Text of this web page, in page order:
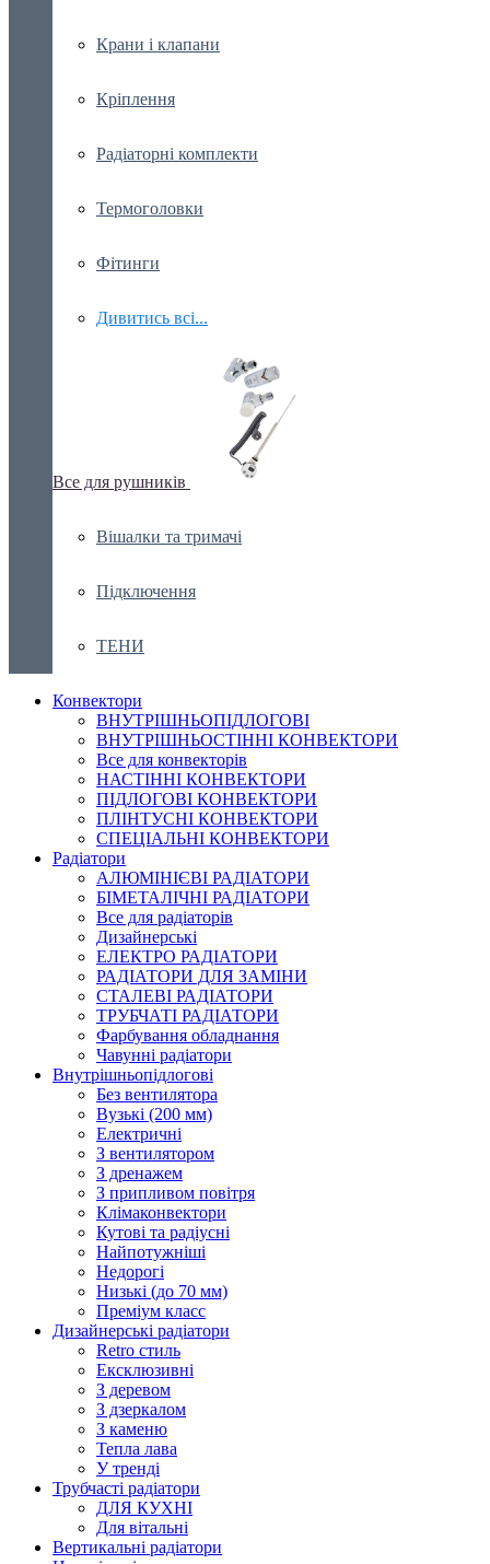
Крани і клапани
Кріплення
Радіаторні комплекти
Термоголовки
Фітинги
Дивитись всі...
Все для рушників
Вішалки та тримачі
Підключення
ТЕНИ
Конвектори
ВНУТРІШНЬОПІДЛОГОВІ
ВНУТРІШНЬОСТІННІ КОНВЕКТОРИ
Все для конвекторів
НАСТІННІ КОНВЕКТОРИ
ПІДЛОГОВІ КОНВЕКТОРИ
ПЛІНТУСНІ КОНВЕКТОРИ
СПЕЦІАЛЬНІ КОНВЕКТОРИ
Радіатори
АЛЮМІНІЄВІ РАДІАТОРИ
БІМЕТАЛІЧНІ РАДІАТОРИ
Все для радіаторів
Дизайнерські
ЕЛЕКТРО РАДІАТОРИ
РАДІАТОРИ ДЛЯ ЗАМІНИ
СТАЛЕВІ РАДІАТОРИ
ТРУБЧАТІ РАДІАТОРИ
Фарбування обладнання
Чавунні радіатори
Внутрішньопідлогові
Без вентилятора
Вузькі (200 мм)
Електричні
З вентилятором
З дренажем
З припливом повітря
Клімаконвектори
Кутові та радіусні
Найпотужніші
Недорогі
Низькі (до 70 мм)
Преміум класс
Дизайнерські радіатори
Retro стиль
Ексклюзивні
З деревом
З дзеркалом
З каменю
Тепла лава
У тренді
Трубчасті радіатори
ДЛЯ КУХНІ
Для вітальні
Вертикальні радіатори